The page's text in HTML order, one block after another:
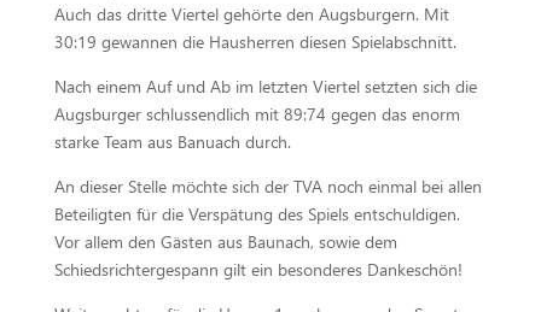
Auch das dritte Viertel gehörte den Augsburgern. Mit
30:19 gewannen die Hausherren diesen Spielabschnitt.
Nach einem Auf und Ab im letzten Viertel setzten sich die
Augsburger schlussendlich mit 89:74 gegen das enorm
starke Team aus Banuach durch.
An dieser Stelle möchte sich der TVA noch einmal bei allen
Beteiligten für die Verspätung des Spiels entschuldigen.
Vor allem den Gästen aus Baunach, sowie dem
Schiedsrichtergespann gilt ein besonderes Dankeschön!